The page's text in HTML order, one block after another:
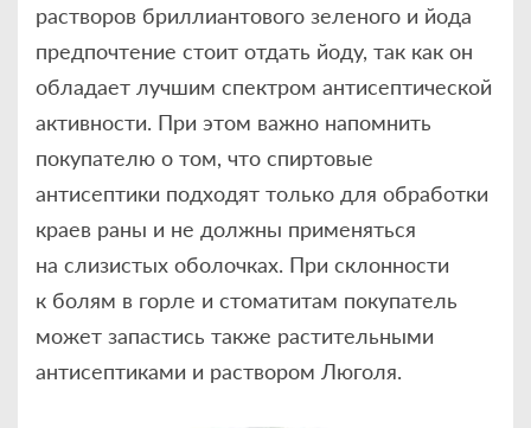
растворов бриллиантового зеленого и йода
предпочтение стоит отдать йоду, так как он
обладает лучшим спектром антисептической
активности. При этом важно напомнить
покупателю о том, что спиртовые
антисептики подходят только для обработки
краев раны и не должны применяться
на слизистых оболочках. При склонности
к болям в горле и стоматитам покупатель
может запастись также растительными
антисептиками и раствором Люголя.